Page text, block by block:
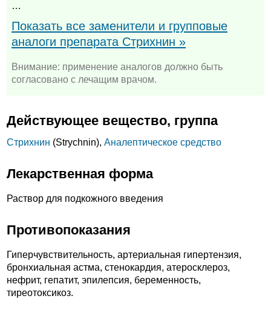
…
Показать все заменители и групповые
аналоги препарата Стрихнин »
Внимание: применение аналогов должно быть
согласовано с лечащим врачом.
Действующее вещество, группа
Стрихнин (Strychnin), Аналептическое средство
Лекарственная форма
Раствор для подкожного введения
Противопоказания
Гиперчувствительность, артериальная гипертензия,
бронхиальная астма, стенокардия, атеросклероз,
нефрит, гепатит, эпилепсия, беременность,
тиреотоксикоз.